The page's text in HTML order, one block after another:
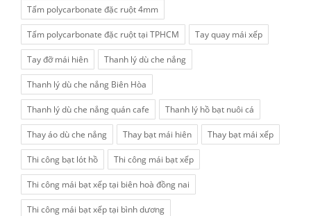
Tấm polycarbonate đặc ruột 4mm
Tấm polycarbonate đặc ruột tại TPHCM Tay quay mái xếp
Tay đỡ mái hiên Thanh lý dù che nắng
Thanh lý dù che nắng Biên Hòa
Thanh lý dù che nắng quán cafe Thanh lý hồ bạt nuôi cá
Thay áo dù che nắng Thay bạt mái hiên Thay bạt mái xếp
Thi công bạt lót hồ Thi công mái bạt xếp
Thi công mái bạt xếp tại biên hoà đồng nai
Thi công mái bạt xếp tại bình dương